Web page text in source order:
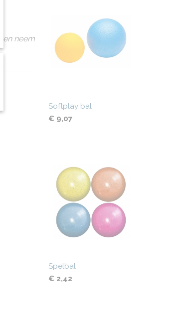
neem
Softplay bal
€ 9,07
Spelbal
€ 2,42